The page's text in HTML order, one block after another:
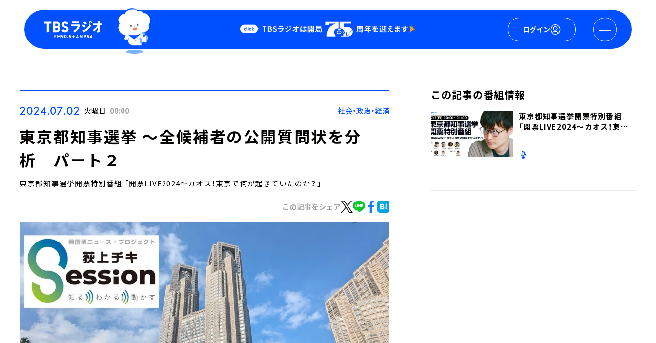
ログイン
Podcast
YouTube
会社情報
2024.07.02 火曜日 00:00 社会・政治・経済
東京都知事選挙 ～全候補者の公開質問状を分
析 パート２
東京都知事選挙開票特別番組 「開票LIVE2024～カオス！東京で何が起きていたのか？」
この記事をシェア
この記事の番組情報
東京都知事選挙開票特別番組
「開票LIVE2024～カオス！東京